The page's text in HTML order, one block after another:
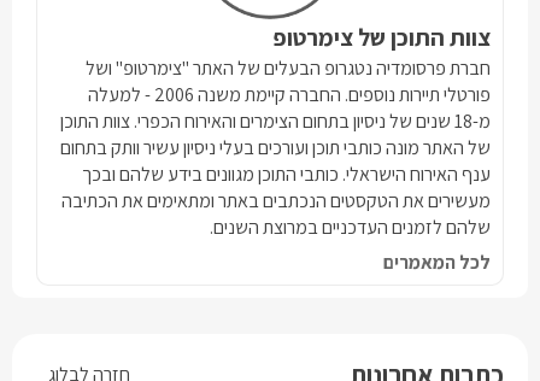
צוות התוכן של צימרטופ
חברת פרסומדיה נטגרופ הבעלים של האתר "צימרטופ" ושל
פורטלי תיירות נוספים. החברה קיימת משנה 2006 - למעלה
מ-18 שנים של ניסיון בתחום הצימרים והאירוח הכפרי. צוות התוכן
של האתר מונה כותבי תוכן ועורכים בעלי ניסיון עשיר וותק בתחום
ענף האירוח הישראלי. כותבי התוכן מגוונים בידע שלהם ובכך
מעשירים את הטקסטים הנכתבים באתר ומתאימים את הכתיבה
שלהם לזמנים העדכניים במרוצת השנים.
לכל המאמרים
חזרה לבלוג